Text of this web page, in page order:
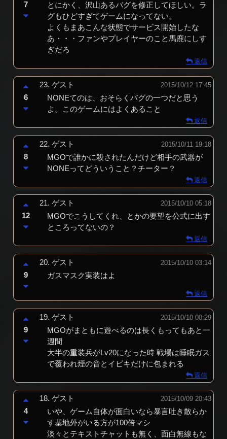
とにかく、沢山あるバグを修正してほしい。ラ
グもひどすぎてゲームになってない。
よくもまあこんな状態でサービス開始したな
あ・・・ファンやプレイヤーのこと馬鹿にしす
ぎだろ
7
返信
23.ゲスト 2015/10/12 17:45
NONEてのは、おそらくバグの一つだと思う
よ。このゲームにはよくあること
6
返信
22.ゲスト 2015/10/11 19:18
MGOで誰かに殺されたんだけど相手の武器が
NONEってどういうこと？チーター？
8
返信
21.ゲスト 2015/10/10 05:18
MGOでこうしてくれ、とかの要望を公式に出す
ところってないの？
12
返信
20.ゲスト 2015/10/10 03:14
ガスマスク実装はよ
9
返信
19.ゲスト 2015/10/10 00:29
MGOがまともに遊べるのは長くもってもあと一
週間
大半の重装兵がLv20になった時 戦場は睡眠ガス
で覆われ煙の音とイビキだけに包まれる
9
返信
18.ゲスト 2015/10/09 20:43
いや、ゲーム自体が面白いなら暴言吐き散らか
す基地外がいる方が100倍マシ
淡々とテキストチャットも無く、面白無線もな
4